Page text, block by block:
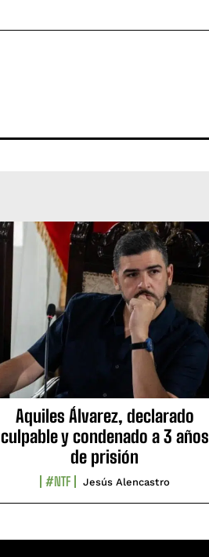
Aquiles Álvarez, declarado
culpable y condenado a 3 años
de prisión
#NTF Jesús Alencastro